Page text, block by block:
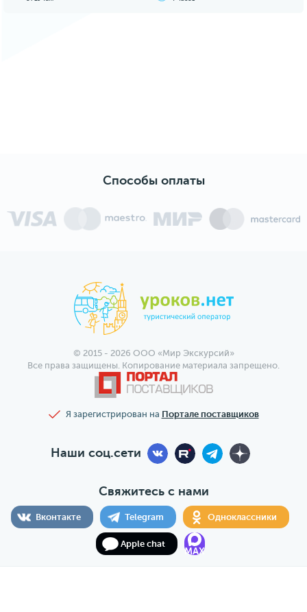
Способы оплаты
© 2015 - 2026 ООО «Мир Экскурсий»
Все права защищены. Копирование материала запрещено.
Я зарегистрирован на Портале поставщиков
Наши соц.сети
Свяжитесь с нами
Вконтакте Telegram Одноклассники
Apple chat
MAX